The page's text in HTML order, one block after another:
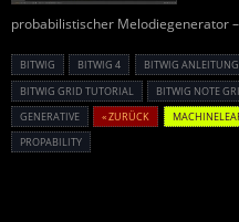
probabilistischer Melodiegenerator
BITWIG BITWIG 4 BITWIG ANLEITUNG
BITWIG GRID TUTORIAL
BITWIG NOTE
GENERATIVE
« ZURÜCK
PROPABILITY